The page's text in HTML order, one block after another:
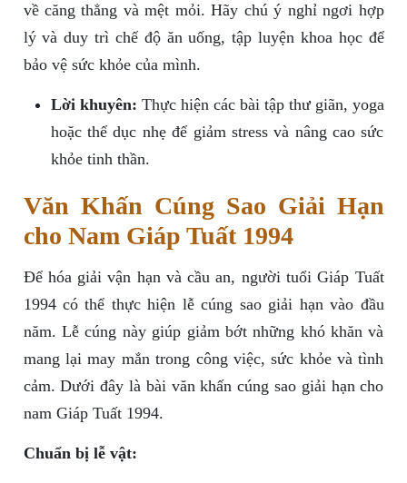
về căng thẳng và mệt mỏi. Hãy chú ý nghỉ ngơi hợp
lý và duy trì chế độ ăn uống, tập luyện khoa học để
bảo vệ sức khỏe của mình.
Lời khuyên: Thực hiện các bài tập thư giãn, yoga
hoặc thể dục nhẹ để giảm stress và nâng cao sức
khỏe tinh thần.
Văn Khấn Cúng Sao Giải Hạn
cho Nam Giáp Tuất 1994
Để hóa giải vận hạn và cầu an, người tuổi Giáp Tuất
1994 có thể thực hiện lễ cúng sao giải hạn vào đầu
năm. Lễ cúng này giúp giảm bớt những khó khăn và
mang lại may mắn trong công việc, sức khỏe và tình
cảm. Dưới đây là bài văn khấn cúng sao giải hạn cho
nam Giáp Tuất 1994.
Chuẩn bị lễ vật: